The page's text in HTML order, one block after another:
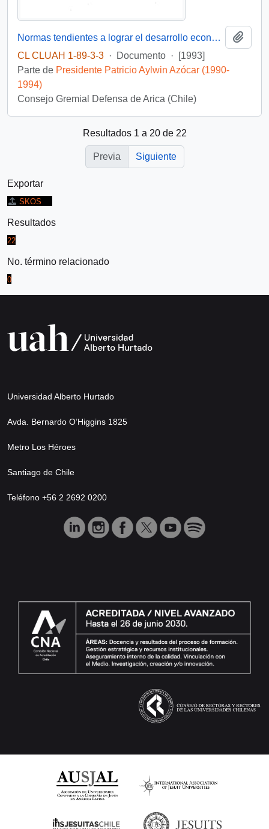
Normas tendientes a lograr el desarrollo económico autosostenido en las provincias de Arica y Parinacota
CL CLUAH 1-89-3-3 · Documento ·
[1993]
Parte de Presidente Patricio Aylwin Azócar (1990-
1994)
Consejo Gremial Defensa de Arica (Chile)
Resultados 1 a 20 de 22
Previa Siguiente
Exportar
SKOS
Resultados
22
No. término relacionado
0
Universidad Alberto Hurtado
Avda. Bernardo O’Higgins 1825
Metro Los Héroes
Santiago de Chile
Teléfono +56 2 2692 0200